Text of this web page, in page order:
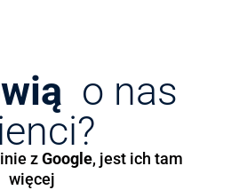
o nas
zGoogle, jest ich tam
więcej